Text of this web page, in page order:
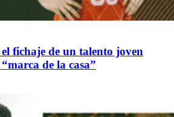
fichaje de un talento joven
de la casa”